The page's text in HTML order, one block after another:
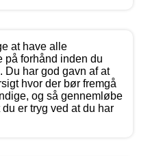
at have alle
på forhånd inden du
Du har god gavn af at
hvor der bør fremgå
og så gennemløbe
er tryg ved at du har